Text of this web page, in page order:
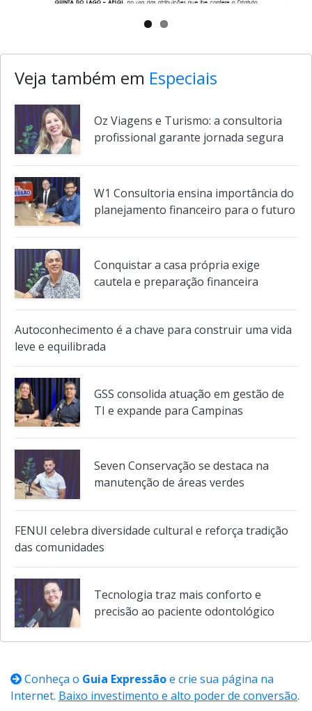
Veja também em Especiais
Oz Viagens e Turismo: a consultoria
profissional garante jornada segura
W1 Consultoria ensina importância do
planejamento financeiro para o futuro
Conquistar a casa própria exige
cautela e preparação financeira
Autoconhecimento é a chave para construir uma vida
leve e equilibrada
GSS consolida atuação em gestão de
TI e expande para Campinas
Seven Conservação se destaca na
manutenção de áreas verdes
FENUI celebra diversidade cultural e reforça tradição
das comunidades
Tecnologia traz mais conforto e
precisão ao paciente odontológico
Conheça o Guia Expressãoe crie sua página na
Internet. Baixo investimento e alto poder de conversão.